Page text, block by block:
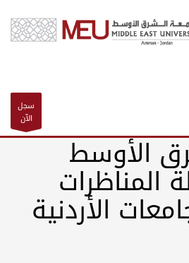
سجل
الآن
الأوسط
المناظرات
الأردنية